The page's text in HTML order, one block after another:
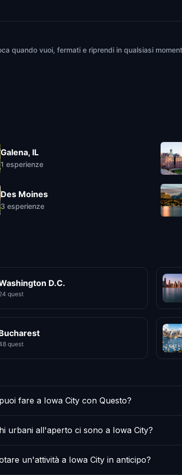
quando vuoi, fermati e riprendi in qualsiasi
Galena, IL
1 esperienze
Des Moines
3 esperienze
D.C.
quest
quest
fare a Iowa City con Questo?
urbani all'aperto ci sono a Iowa City?
un'attività a Iowa City in anticipo?